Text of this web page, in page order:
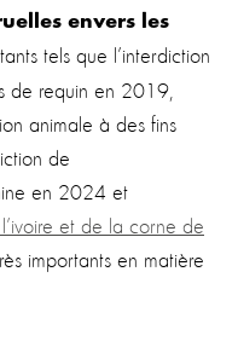
envers les
tels que l’interdiction
de requin en 2019,
animale à des fins
de
en 2024 et
et de la corne de
importants en matière